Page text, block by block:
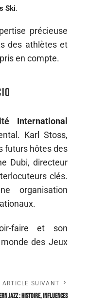
Ski.
précieuse
des athlètes et
en compte.
International
Karl Stoss,
futurs hôtes des
Dubi, directeur
clés.
organisation
faire et son
des Jeux
ARTICLE SUIVANT
jazz : histoire, influences